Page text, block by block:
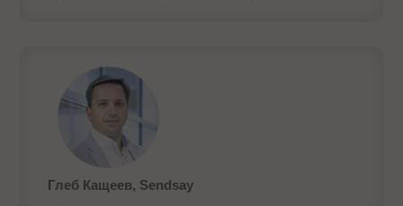
Глеб Кащеев, Sendsay